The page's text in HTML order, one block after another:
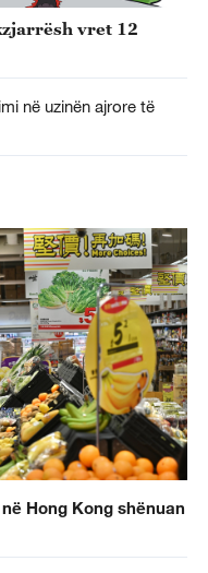
vret 12
në uzinën ajrore të
Hong Kong shënuan